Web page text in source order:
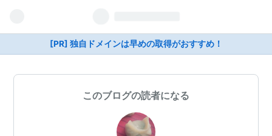
[PR] 独自ドメインは早めの取得がおすすめ！
このブログの読者になる